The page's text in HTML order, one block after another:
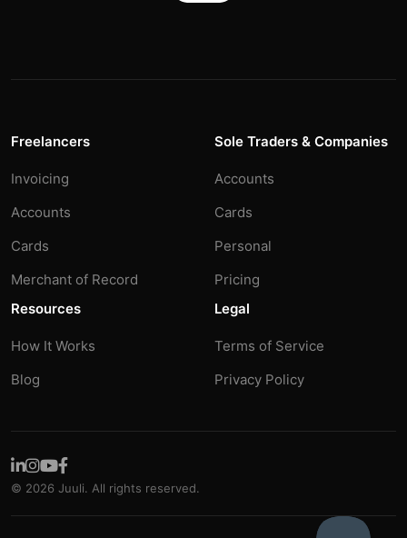
Freelancers
Invoicing
Accounts
Cards
Merchant of Record
Sole Traders & Companies
Accounts
Cards
Personal
Pricing
Resources
How It Works
Blog
Legal
Terms of Service
Privacy Policy
© 2026 Juuli. All rights reserved.